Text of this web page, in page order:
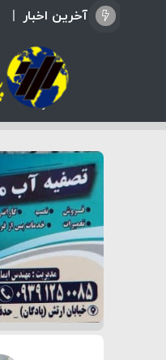
آخرین اخبار